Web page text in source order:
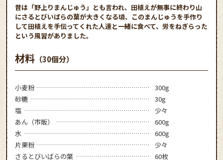
昔は「野上りまんじゅう」とも言われ、田植えが無事に終わり山
にさるとびいばらの葉が大きくなる頃、このまんじゅうを手作り
して田植えを手伝ってくれた人達と一緒に食べて、労をねぎらった
という風習がありました。
材料 （30個分）
小麦粉
300g
砂糖
30g
塩
少々
あん（市販）
600g
水
600g
片栗粉
少々
さるとびいばらの葉
60枚